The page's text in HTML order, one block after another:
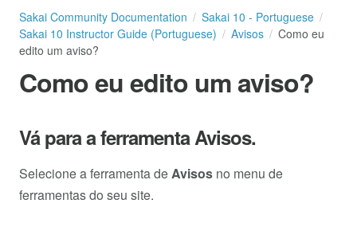
Sakai Community Documentation
Sakai 10 - Portuguese
Sakai 10 Instructor Guide (Portuguese)
Avisos
Como eu
edito um aviso?
Como eu edito um aviso?
Vá para a ferramenta Avisos.
Selecione a ferramenta deAvisos no menu de
ferramentas do seu site.